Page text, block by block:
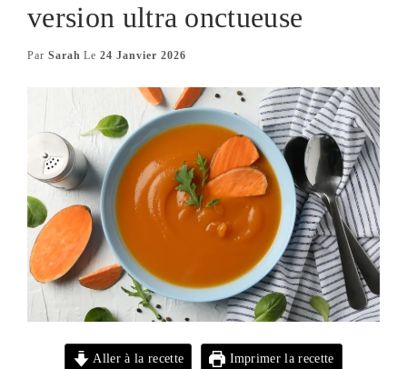
version ultra onctueuse
Par Sarah Le24 Janvier 2026
Aller à la recette Imprimer la recette